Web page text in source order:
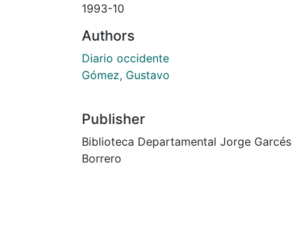
1993-10
Authors
Diario occidente
Gómez, Gustavo
Publisher
Biblioteca Departamental Jorge Garcés
Borrero